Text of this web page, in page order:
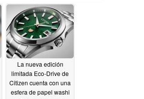
La nueva edición
limitada Eco-Drive de
Citizen cuenta con una
esfera de papel washi